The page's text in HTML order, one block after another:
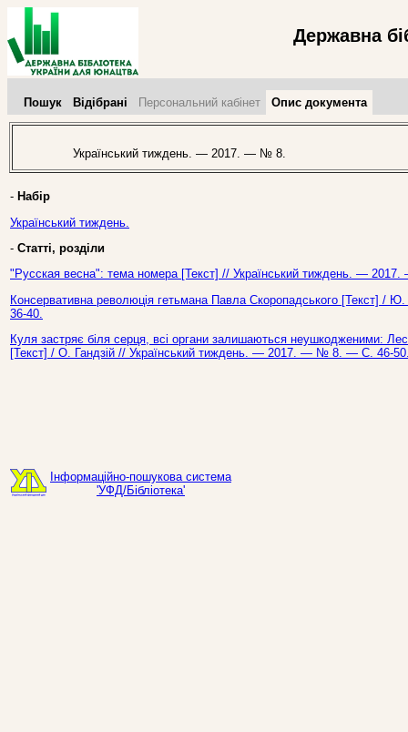
Державна
Пошук Відібрані Персональний кабінет Опис документа
Український тиждень. — 2017. — № 8.
- Набір
Український тиждень.
- Статті, розділи
"Русская весна": тема номера [Текст] // Український тиждень. —
Консервативна революція гетьмана Павла Скоропадського
36-40.
Куля застряє біля серця, всі органи залишаються неушкодженими:
[Текст] / О. Гандзій // Український тиждень. — 2017. — № 8. — С. 46-
Інформаційно-пошукова система
'УФД/Бібліотека'